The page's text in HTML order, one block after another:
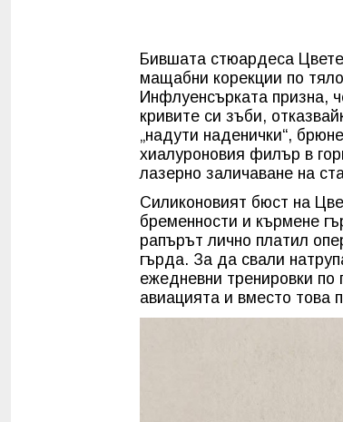
Бившата стюардеса
мащабни корекции по
Инфлуенсърката призна,
кривите си зъби,
„надути наденички“,
хиалуроновия филър в
лазерно заличаване на
Силиконовият бюст на
бременности и кърмене
рапърът лично платил
гърда. За да свали
ежедневни тренировки по
авиацията и вместо това